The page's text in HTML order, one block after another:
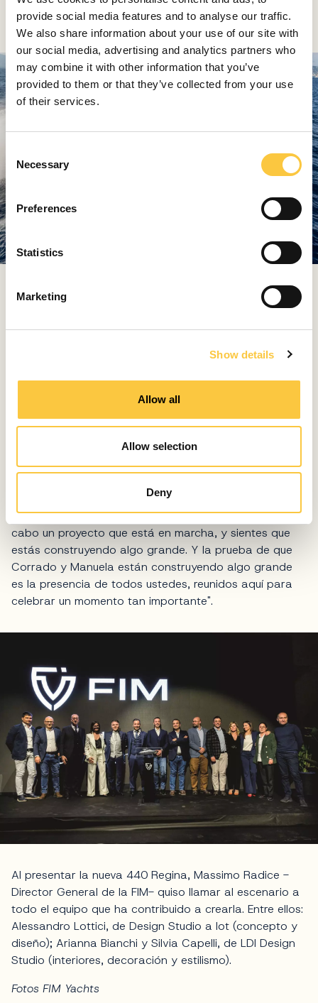
provide social media features and to analyse our traffic.
We also share information about your use of our site with
our social media, advertising and analytics partners who
may combine it with other information that you’ve
provided to them or that they’ve collected from your use
of their services.
n
s
e
n
t
Necessary
Preferences
Statistics
Marketing
Show details
Allow all
Allow selection
Deny
compromiso con que afrontan cada día sus
responsabilidades".
la empresa junto con Corrado Piccinelli, añade: "Estoy
muy orgullosa de veros a todos aquí para celebrar este
evento como el comienzo de un viaje maravilloso que
emprenderemos, sobre todo gracias a la colaboración
de todos vosotros'.
Estar en el acto de inauguración de la nueva planta de
producción de la FIM significa mucho para mí", declaró
la marca de moda Liu Jo. 'Es como revivir mis primeros
tiempos en Liu Jo, cuando te preparas para llevar a
cabo un proyecto que está en marcha, y sientes que
estás construyendo algo grande. Y la prueba de que
Corrado y Manuela están construyendo algo grande
es la presencia de todos ustedes, reunidos aquí para
celebrar un momento tan importante".
Al presentar la nueva 440 Regina, Massimo Radice -
Director General de la FIM- quiso llamar al escenario a
todo el equipo que ha contribuido a crearla. Entre ellos:
Alessandro Lottici, de Design Studio a lot (concepto y
diseño); Arianna Bianchi y Silvia Capelli, de LDI Design
Studio (interiores, decoración y estilismo).
Fotos FIM Yachts